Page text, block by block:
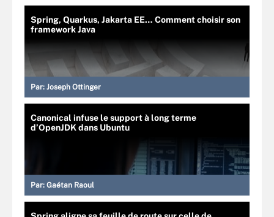
Spring, Quarkus, Jakarta EE… Comment choisir son
framework Java
Par: Joseph Ottinger
Canonical infuse le support à long terme
d’OpenJDK dans Ubuntu
Par: Gaétan Raoul